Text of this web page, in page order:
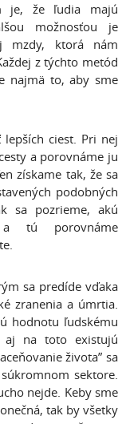
je, že ľudia majú
možnosťou je
mzdy, ktorá nám
z týchto metód
najmä to, aby sme
ciest. Pri nej
a porovnáme ju
získame tak, že sa
podobných
sa pozrieme, akú
tú porovnáme
sa predíde vďaka
zranenia a úmrtia.
hodnotu ľudskému
aj na toto existujú
života” sa
sektore.
nejde. Keby sme
tak by všetky